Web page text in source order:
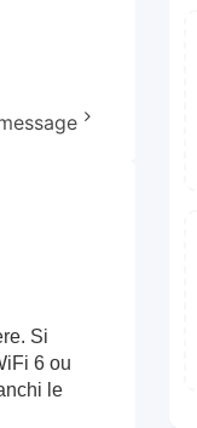
Si
6 ou
le